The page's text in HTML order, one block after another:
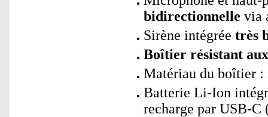
bidirectionnelle via
Sirène intégrée très
Boîtier résistant
Matériau du boîtier
Batterie Li-Ion
recharge par USB-C